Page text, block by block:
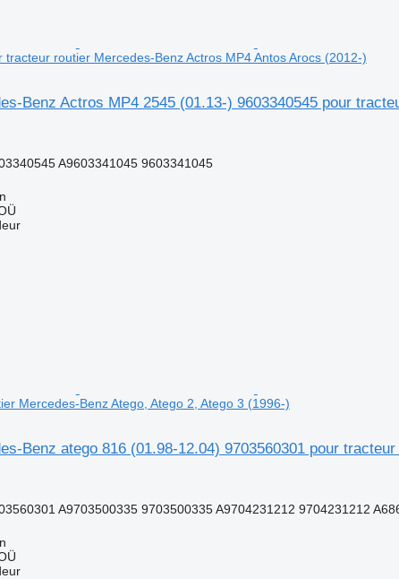
tracteur routier Mercedes-Benz Actros MP4 Antos Arocs (2012-)
Benz Actros MP4 2545 (01.13-) 9603340545 pour
A9603341045 9603341045
Mercedes-Benz Atego, Atego 2, Atego 3 (1996-)
Benz atego 816 (01.98-12.04) 9703560301 pour
A9703500335 9703500335 A9704231212 9704231212